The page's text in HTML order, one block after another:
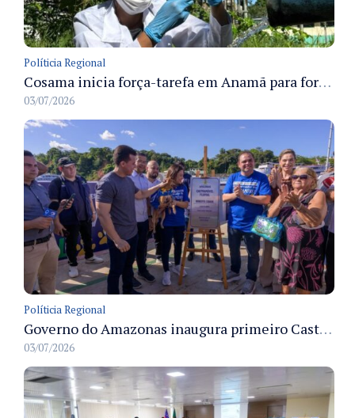
Políticia Regional
Cosama inicia força-tarefa em Anamã para fortalecer abastecimento de água e segurança hídrica da população
03/07/2026
Políticia Regional
Governo do Amazonas inaugura primeiro Castramóvel Fluvial para atendimento veterinário às comunidades ribeirinhas e castração gratuita
03/07/2026